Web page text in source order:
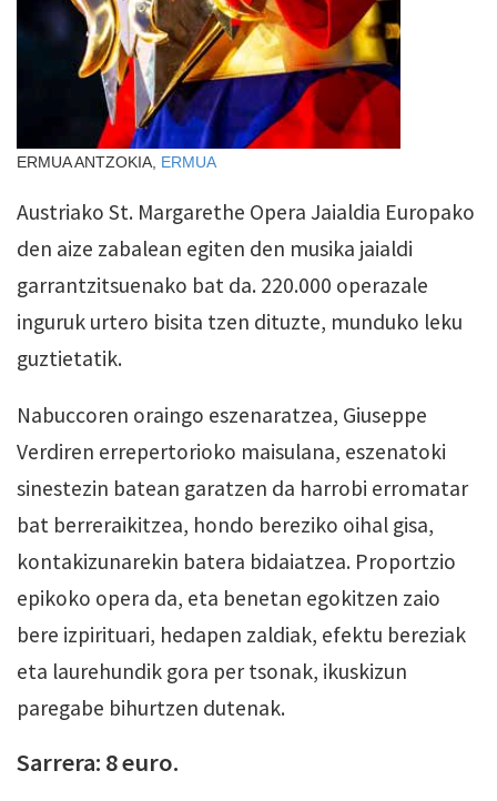
ERMUA ANTZOKIA, ERMUA
Austriako St. Margarethe Opera Jaialdia Europako
den aize zabalean egiten den musika jaialdi
garrantzitsuenako bat da. 220.000 operazale
inguruk urtero bisita­ tzen dituzte, munduko leku
guztietatik.
Nabuccoren oraingo eszenaratzea, Giuseppe
Verdiren errepertorioko maisulana, eszenatoki
sinestezin batean garatzen da harrobi erromatar
bat berreraikitzea, hondo bereziko oihal gisa,
kontakizunarekin batera bidaiatzea. Proportzio
epikoko opera da, eta benetan egokitzen zaio
bere izpirituari, hedapen zaldiak, efektu bereziak
eta laurehundik gora per­ tsonak, ikuskizun
paregabe bihurtzen dutenak.
Sarrera: 8 euro.